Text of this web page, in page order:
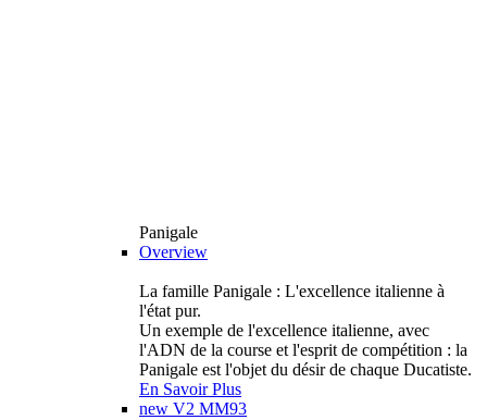
Panigale
Overview
La famille Panigale : L'excellence italienne à
l'état pur.
Un exemple de l'excellence italienne, avec
l'ADN de la course et l'esprit de compétition : la
Panigale est l'objet du désir de chaque Ducatiste.
En Savoir Plus
new V2 MM93